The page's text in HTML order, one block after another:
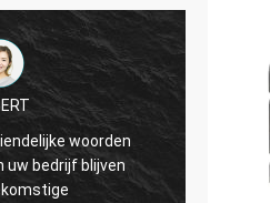
woorden
uw bedrijf blijven
Ik wil
erg